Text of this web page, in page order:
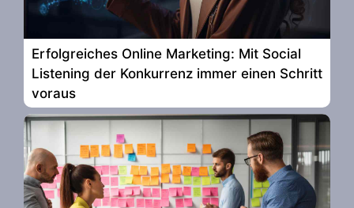
Erfolgreiches Online Marketing: Mit Social
Listening der Konkurrenz immer einen Schritt
voraus